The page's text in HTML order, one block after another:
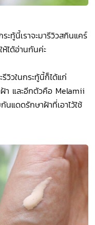
ทู้นี้เราจะมารีวิวสกินแคร์
ได้อ่านกันค่ะ
วิวในกระทู้นี้ก็ได้แก่
และอีกตัวคือ Melamii
แดดรักษาฝ้าที่เอาไว้ใช้